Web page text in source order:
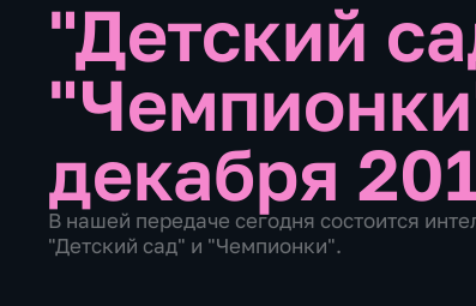
"Детский
декабря
В нашей передаче сегодня состоится
"Детский сад" и "Чемпионки".